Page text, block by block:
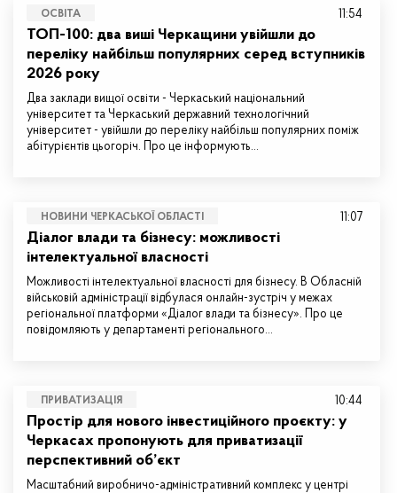
ОСВІТА
ТОП-100: два виші Черкащини увійшли до
переліку найбільш популярних серед вступників
2026 року
Два заклади вищої освіти - Черкаський національний
університет та Черкаський державний технологічний
університет - увійшли до переліку найбільш популярних поміж
абітурієнтів цьогоріч. Про це інформують…
11:54
НОВИНИ ЧЕРКАСЬКОЇ ОБЛАСТІ
Діалог влади та бізнесу: можливості
інтелектуальної власності
Можливості інтелектуальної власності для бізнесу. В Обласній
військовій адміністрації відбулася онлайн-зустріч у межах
регіональної платформи «Діалог влади та бізнесу». Про це
повідомляють у департаменті регіонального…
11:07
ПРИВАТИЗАЦІЯ
Простір для нового інвестиційного проєкту: у
Черкасах пропонують для приватизації
перспективний об’єкт
Масштабний виробничо-адміністративний комплекс у центрі
10:44